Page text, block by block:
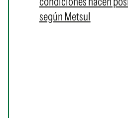
según Metsul